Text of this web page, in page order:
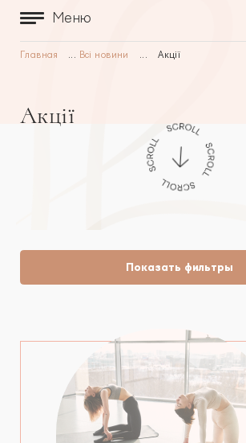
Меню
Главная ... Всі новини ... Акції
Акції
Показать фильтры